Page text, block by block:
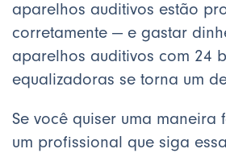
aparelhos auditivos estão
corretamente — e gastar
aparelhos auditivos com 24
equalizadoras se torna um
Se você quiser uma maneira
um profissional que siga